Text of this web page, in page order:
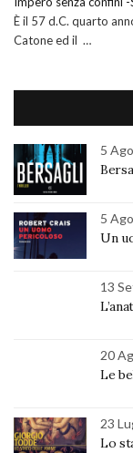
È il 57 d.C. quarto
Catone ed il …
5
5
Un
13
20
Le
23
Lo